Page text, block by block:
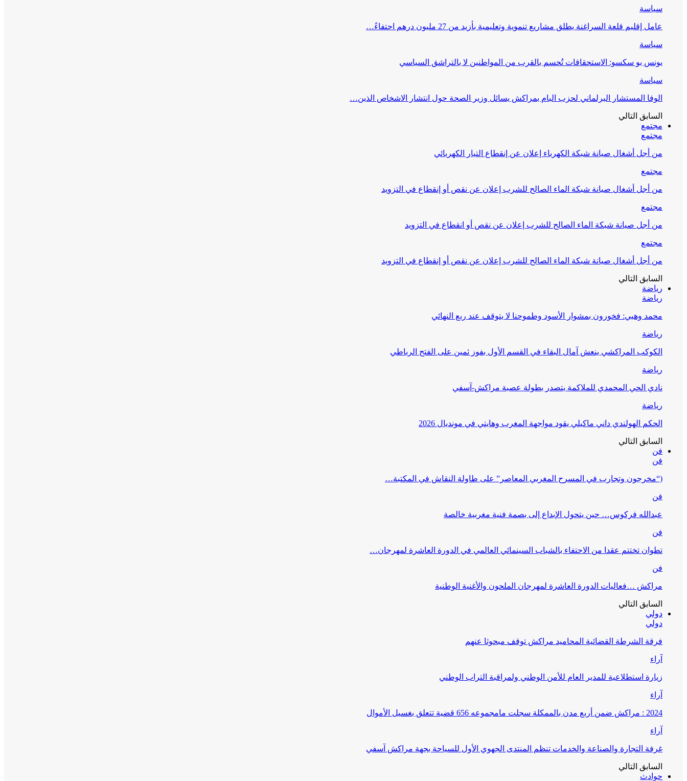
سياسة
عامل إقليم قلعة السراغنة يطلق مشاريع تنموية وتعليمية بأزيد من 27 مليون درهم احتفاءً…
سياسة
يونس بو سكسو: الاستحقاقات تُحسم بالقرب من المواطنين لا بالتراشق السياسي
سياسة
الوفا المستشار البرلماني لحزب البام بمراكش يسائل وزير الصحة حول انتشار الاشخاص الذين…
السابق التالي
مجتمع
مجتمع
من أجل أشغال صيانة شبكة الكهرباء إعلان عن إنقطاع التيار الكهربائي
مجتمع
من أجل أشغال صيانة شبكة الماء الصالح للشرب إعلان عن نقص أو إنقطاع في التزويد
مجتمع
من أجل صيانة شبكة الماء الصالح للشرب إعلان عن نقص أو انقطاع في التزويد
مجتمع
من أجل أشغال صيانة شبكة الماء الصالح للشرب إعلان عن نقص أو إنقطاع في التزويد
السابق التالي
رياضة
رياضة
محمد وهبي: فخورون بمشوار الأسود وطموحنا لا يتوقف عند ربع النهائي
رياضة
الكوكب المراكشي ينعش آمال البقاء في القسم الأول بفوز ثمين على الفتح الرباطي
رياضة
نادي الحي المحمدي للملاكمة يتصدر بطولة عصبة مراكش-آسفي
رياضة
الحكم الهولندي داني ماكيلي يقود مواجهة المغرب وهايتي في مونديال 2026
السابق التالي
فن
فن
(“مخرجون وتجارب في المسرح المغربي المعاصر” على طاولة النقاش في المكتبة…
فن
عبدالله فركوس… حين يتحول الإبداع إلى بصمة فنية مغربية خالصة
فن
تطوان تختتم عقدا من الاحتفاء بالشباب السينمائي العالمي في الدورة العاشرة لمهرجان…
فن
مراكش …فعاليات الدورة العاشرة لمهرجان الملحون والأغنية الوطنية
السابق التالي
دولي
دولي
فرقة الشرطة القضائية المحاميد مراكش توقف مبحوثا عنهم
آراء
زيارة استطلاعية للمدير العام للأمن الوطني ولمراقبة التراب الوطني
آراء
2024 : مراكش ضمن أربع مدن بالممكلة سجلت مامجموعه 656 قضية تتعلق بغسيل الأموال
آراء
غرفة التجارة والصناعة والخدمات تنظم المنتدى الجهوي الأول للسياحة بجهة مراكش آسفي
السابق التالي
حوادث